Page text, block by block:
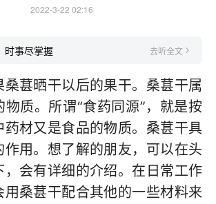
2022-3-22 02:16
时事尽掌握 去听全文
桑葚晒干以后的果干。桑葚干属
物质。所谓“食药同源”，就是按
药材又是食品的物质。桑葚干具
作用。想了解的朋友，可以在头
，会有详细的介绍。在日常工作
用桑葚干配合其他的一些材料来